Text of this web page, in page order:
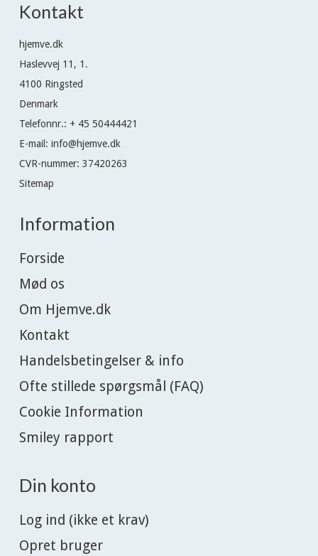
Kontakt
hjemve.dk
Haslevvej 11, 1.
4100 Ringsted
Denmark
Telefonnr.: + 45 50444421
E-mail: info@hjemve.dk
CVR-nummer: 37420263
Sitemap
Information
Forside
Mød os
Om Hjemve.dk
Kontakt
Handelsbetingelser & info
Ofte stillede spørgsmål (FAQ)
Cookie Information
Smiley rapport
Din konto
Log ind (ikke et krav)
Opret bruger